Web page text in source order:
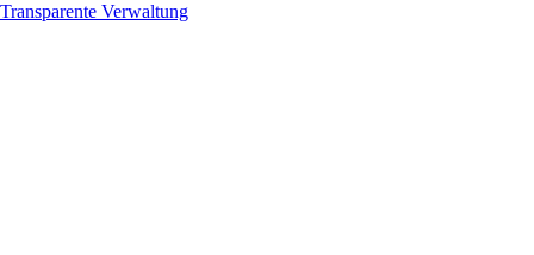
Transparente Verwaltung